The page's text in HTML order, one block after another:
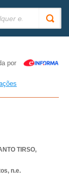
por
TIRSO,
n.e.